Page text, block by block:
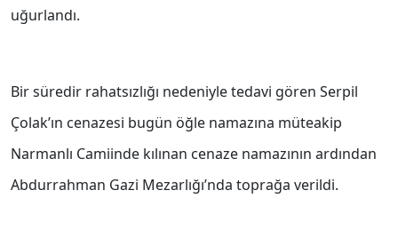
uğurlandı.
Bir süredir rahatsızlığı nedeniyle tedavi gören Serpil
Çolak’ın cenazesi bugün öğle namazına müteakip
Narmanlı Camiinde kılınan cenaze namazının ardından
Abdurrahman Gazi Mezarlığı’nda toprağa verildi.